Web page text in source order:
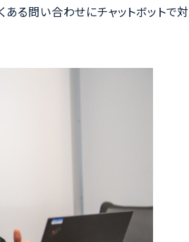
ある問い合わせにチャットボットで